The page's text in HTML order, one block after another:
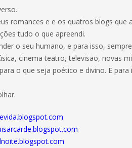
romances e e os quatros blogs que
tudo o que apreendi.
o seu humano, e para isso,
cinema teatro, televisão, novas
o que seja poético e divino. E